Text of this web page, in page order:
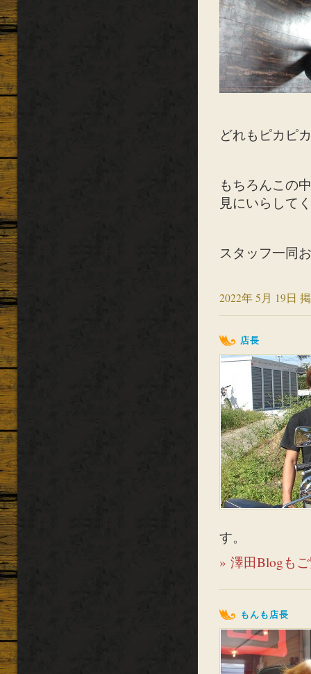
どれもピカピ
もちろんこの
見にいらして
スタッフ一同
2022年 5月 19日
店長
す。
» 澤田Blogも
もんも店長